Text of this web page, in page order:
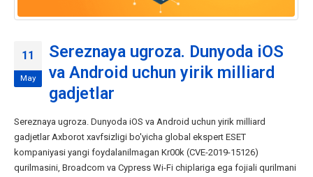
11
May
Sereznaya ugroza. Dunyoda iOS
va Android uchun yirik milliard
gadjetlar
Sereznaya ugroza. Dunyoda iOS va Android uchun yirik milliard
gadjetlar Axborot xavfsizligi bo'yicha global ekspert ESET
kompaniyasi yangi foydalanilmagan Kr00k (CVE-2019-15126)
qurilmasini, Broadcom va Cypress Wi-Fi chiplariga ega fojiali qurilmani